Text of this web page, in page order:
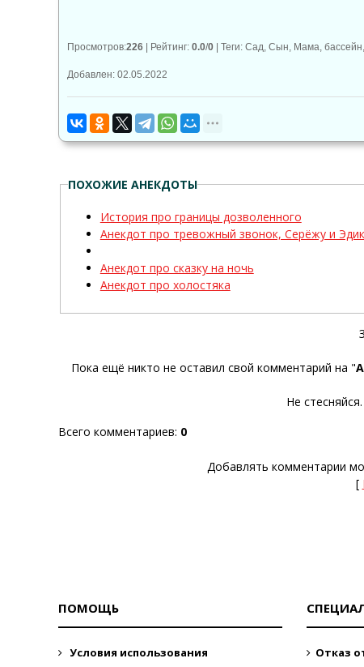
Просмотров:226 | Рейтинг: 0.0/0 | Теги: Сад Сын Мама бассейн
Добавлен: 02.05.2022
ПОХОЖИЕ АНЕКДОТЫ
История про границы дозволенного
Анекдот про тревожный звонок, Серёжу и
Анекдот про сказку на ночь
Анекдот про холостяка
Пока ещё никто не оставил свой комментарий на "
Не
Всего комментариев: 0
Добавлять комментарии
[
ПОМОЩЬ
Условия использования Отказ